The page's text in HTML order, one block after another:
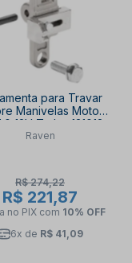
para Travar
Manivelas Motor
12V Turbo 131018
RAVEN
Raven
R$ 274,22
R$ 221,87
no PIX com 10% OFF
6x de R$ 41,09